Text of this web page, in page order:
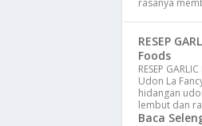
rasanya
RESEP
Foods
RESEP
Udon La
hidangan
lembut dan
Baca